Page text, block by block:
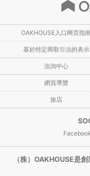
OAKHOUSE入口网页指
基於特定商取引法的表示
洽詢中心
網頁導覽
旅店
（株）OAKHOUSE是